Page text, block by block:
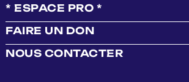
* ESPACE PRO *
FAIRE UN DON
NOUS CONTACTER